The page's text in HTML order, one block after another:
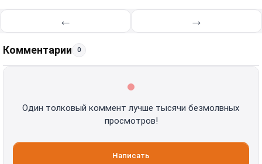
← →
Комментарии 0
Один толковый коммент лучше тысячи безмолвных
просмотров!
Написать